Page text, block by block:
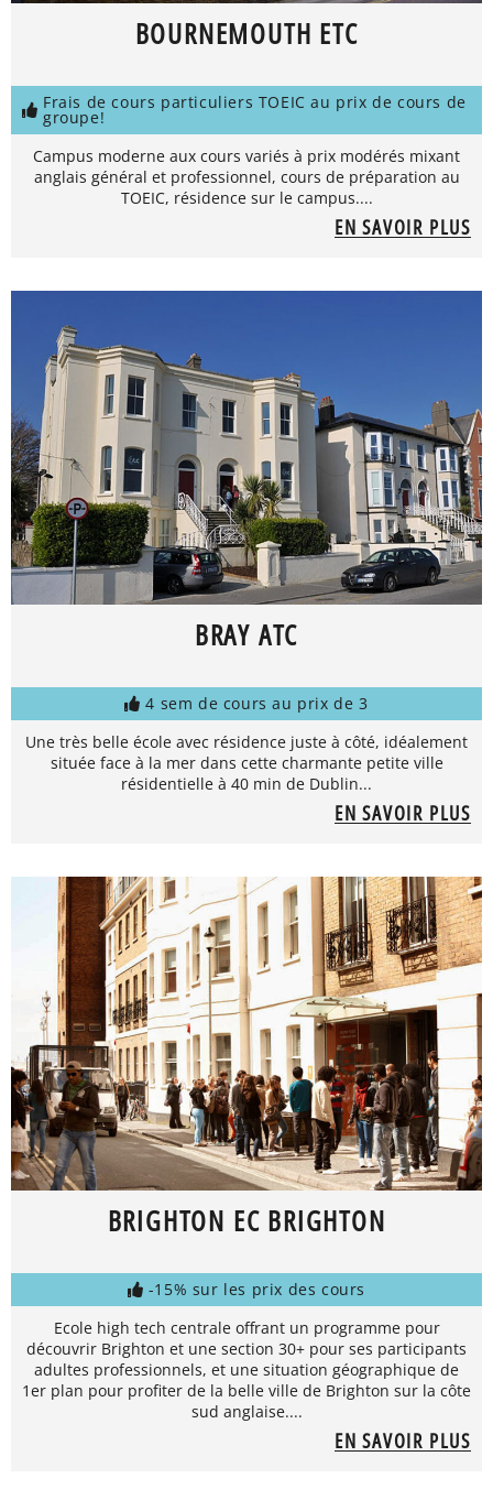
BOURNEMOUTH ETC
Frais de cours particuliers TOEIC au prix de cours de
groupe!
Campus moderne aux cours variés à prix modérés mixant
anglais général et professionnel, cours de préparation au
TOEIC, résidence sur le campus....
EN SAVOIR PLUS
BRAY ATC
4 sem de cours au prix de 3
Une très belle école avec résidence juste à côté, idéalement
située face à la mer dans cette charmante petite ville
résidentielle à 40 min de Dublin...
EN SAVOIR PLUS
BRIGHTON EC BRIGHTON
-15% sur les prix des cours
Ecole high tech centrale offrant un programme pour
découvrir Brighton et une section 30+ pour ses participants
adultes professionnels, et une situation géographique de
1er plan pour profiter de la belle ville de Brighton sur la côte
sud anglaise....
EN SAVOIR PLUS